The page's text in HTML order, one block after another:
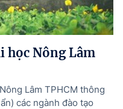
học Nông Lâm
Lâm TPHCM thông
các ngành đào tạo